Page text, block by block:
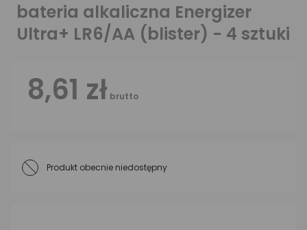
bateria alkaliczna Energizer
Ultra+ LR6/AA (blister) - 4 sztuki
8,61 zł brutto
Produkt obecnie niedostępny